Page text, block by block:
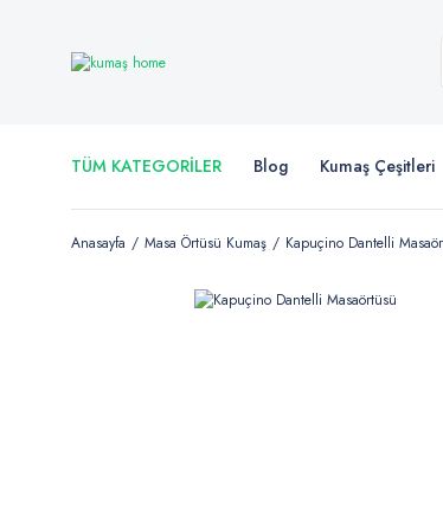
TÜM KATEGORİLER Blog Kumaş Çeşitleri
Anasayfa Masa Örtüsü Kumaş Kapuçino Dantelli